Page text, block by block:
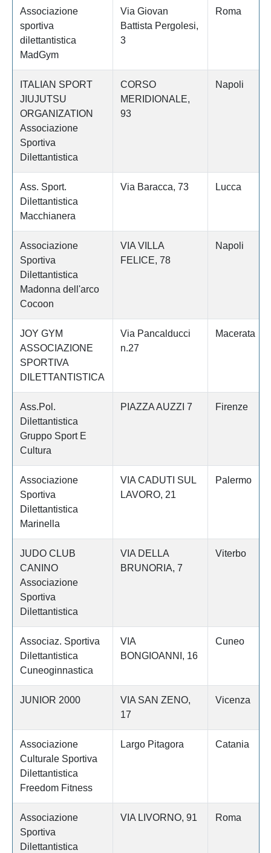
Associazione
sportiva
dilettantistica
MadGym
Via Giovan
Battista Pergolesi,
3
Roma
ITALIAN SPORT
JIUJUTSU
ORGANIZATION
Associazione
Sportiva
Dilettantistica
CORSO
MERIDIONALE,
93
Napoli
Ass. Sport.
Dilettantistica
Macchianera
Via Baracca, 73 Lucca
Associazione
Sportiva
Dilettantistica
Madonna dell'arco
Cocoon
VIA VILLA
FELICE, 78
Napoli
JOY GYM
ASSOCIAZIONE
SPORTIVA
DILETTANTISTICA
Via Pancalducci
n.27
Macerata
Ass.Pol.
Dilettantistica
Gruppo Sport E
Cultura
PIAZZA AUZZI 7 Firenze
Associazione
Sportiva
Dilettantistica
Marinella
VIA CADUTI SUL
LAVORO, 21
Palermo
JUDO CLUB
CANINO
Associazione
Sportiva
Dilettantistica
VIA DELLA
BRUNORIA, 7
Viterbo
Associaz. Sportiva
Dilettantistica
Cuneoginnastica
VIA
BONGIOANNI, 16
Cuneo
JUNIOR 2000
VIA SAN ZENO,
17
Vicenza
Associazione
Culturale Sportiva
Dilettantistica
Freedom Fitness
Largo Pitagora Catania
Associazione
Sportiva
Dilettantistica
VIA LIVORNO, 91 Roma